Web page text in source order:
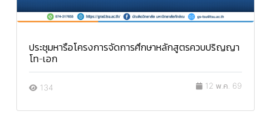
ประชุมหารือโครงการจัดการศึกษาหลักสูตรควบปริญญา
โท-เอก
134 12 พ.ค. 69